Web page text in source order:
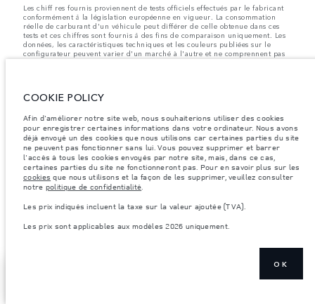
Les chiff res fournis proviennent de tests officiels effectués par le fabricant
conformément å la législation européenne en vigueur. La consommation
réelle de carburant d'un véhicule peut différer de celle obtenue dans ces
tests et ces chiffres sont fournis å des fins de comparaison uniquement. Les
données, les caractéristiques techniques et les couleurs publiées sur le
configurateur peuvent varier d'un marché à l'autre et ne comprennent pas
Les accessoires et autres éléments montés après le point de fabrication
véhicule, les charges maximales par essieu et la charge utile ne sont pas
dépassés lorsque vous chargez des accessoires, des occupants, des liquides
et des carburants.
Remarque importante sur les images et les spécifications.
mondiale de semi-conducteurs affecte actuellement les spécifications de
construction des véhicules, la disponibilité des options et les délais de
construction. Cette situation s’avère très fluctuante, et par conséquent, les
images utilisées actuellement sur le site Web peuvent ne pas refléter
caractéristiques, les options, les finitions et les combinaisons de couleurs.
restrictions actuelles et faire un choix éclairé
COOKIE POLICY
Afin d'améliorer notre site web, nous souhaiterions utiliser des cookies
pour enregistrer certaines informations dans votre ordinateur. Nous avons
déjà envoyé un des cookies que nous utilisons car certaines parties du site
ne peuvent pas fonctionner sans lui. Vous pouvez supprimer et barrer
l'accès à tous les cookies envoyés par notre site, mais, dans ce cas,
certaines parties du site ne fonctionneront pas. Pour en savoir plus sur les
cookies que nous utilisons et la façon de les supprimer, veuillez consulter
notre politique de confidentialité.
Les prix indiqués incluent la taxe sur la valeur ajoutée (TVA).
Les prix sont applicables aux modèles 2026 uniquement.
OK